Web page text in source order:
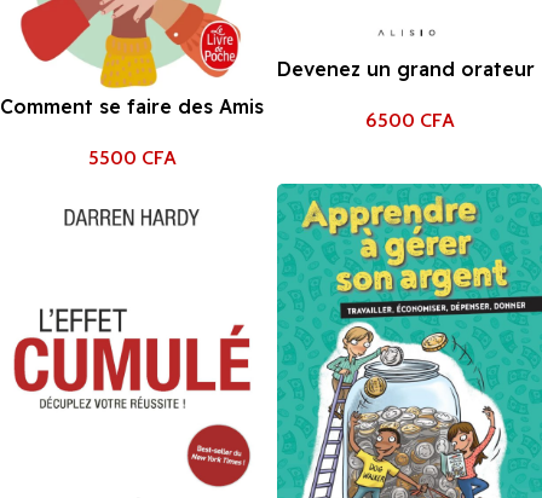
Comment se faire des Amis
5500 CFA
Devenez un grand orateur
prises de parole les plus
6500 CFA